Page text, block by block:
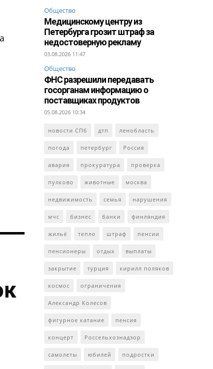
Общество
Медицинскому центру из
Петербурга грозит штраф за
недостоверную рекламу
03.08.2026 11:47
Общество
ФНС разрешили передавать
госорганам информацию о
поставщиках продуктов
05.08.2026 10:34
новости СПб дтп ленобласть
погода петербург Россия
авария прокуратура проверка
пулково животные москва
недвижимость семья нарушения
мчс бизнес банки финляндия
жильё тепло штраф пенсии
пенсионеры отдых выплаты
закрытие турция кирилл поляков
космос ограничения
Александр Колесов
фигурное катание пенсия
концерт Россельхознадзор
самолеты юбилей подростки